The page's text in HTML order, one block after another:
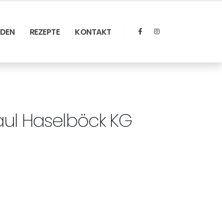
REZEPTE KONTAKT
Haselböck KG